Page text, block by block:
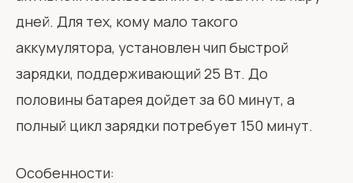
дней. Для тех, кому мало такого
аккумулятора, установлен чип быстрой
зарядки, поддерживающий 25 Вт. До
половины батарея дойдет за 60 минут, а
полный цикл зарядки потребует 150 минут.
Особенности: